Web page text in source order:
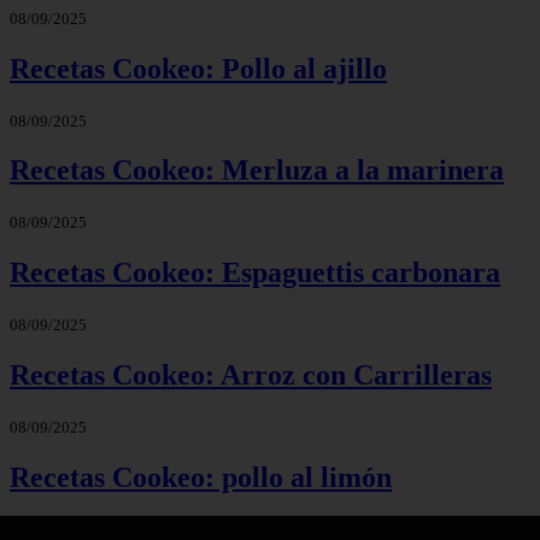
08/09/2025
Recetas Cookeo: Pollo al ajillo
08/09/2025
Recetas Cookeo: Merluza a la marinera
08/09/2025
Recetas Cookeo: Espaguettis carbonara
08/09/2025
Recetas Cookeo: Arroz con Carrilleras
08/09/2025
Recetas Cookeo: pollo al limón